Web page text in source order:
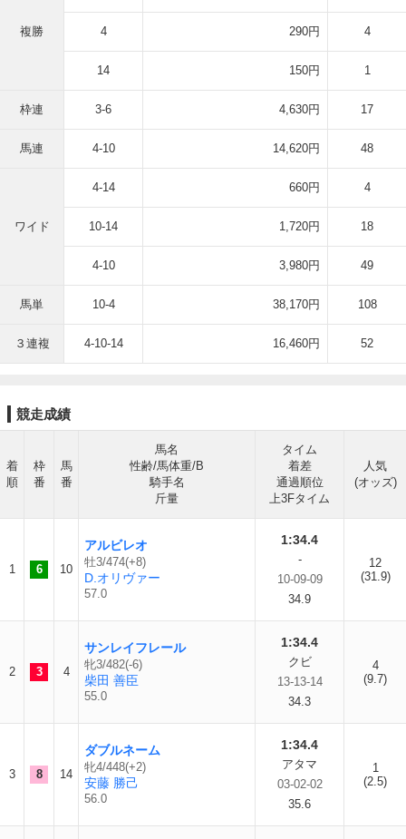
複勝 4 290円 4
14 150円 1
枠連 3-6 4,630円 17
馬連 4-10 14,620円 48
ワイド
4-14 660円 4
10-14 1,720円 18
4-10 3,980円 49
馬単 10-4 38,170円 108
３連複 4-10-14 16,460円 52
競走成績
着
順
枠
番
馬
番
馬名
性齢/馬体重/B
騎手名
斤量
タイム
着差
通過順位
上3Fタイム
人気
(オッズ)
1 6 10
アルビレオ
牡3/474(+8)
D.オリヴァー
57.0
1:34.4
-
10-09-09
34.9
12
(31.9)
2 3 4
サンレイフレール
牝3/482(-6)
柴田 善臣
55.0
1:34.4
クビ
13-13-14
34.3
4
(9.7)
3 8 14
ダブルネーム
牝4/448(+2)
安藤 勝己
56.0
1:34.4
アタマ
03-02-02
35.6
1
(2.5)